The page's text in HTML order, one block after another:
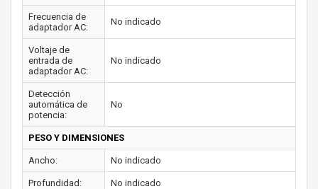
Frecuencia de
adaptador AC:
No indicado
Voltaje de
entrada de
adaptador AC:
No indicado
Detección
automática de
potencia:
No
PESO Y DIMENSIONES
Ancho: No indicado
Profundidad: No indicado